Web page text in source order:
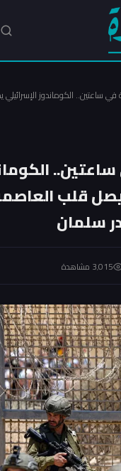
في ساعتين.. الكوماندوز
ساعتين..
يصل قلب
سلمان
3٬015 مشاهدة